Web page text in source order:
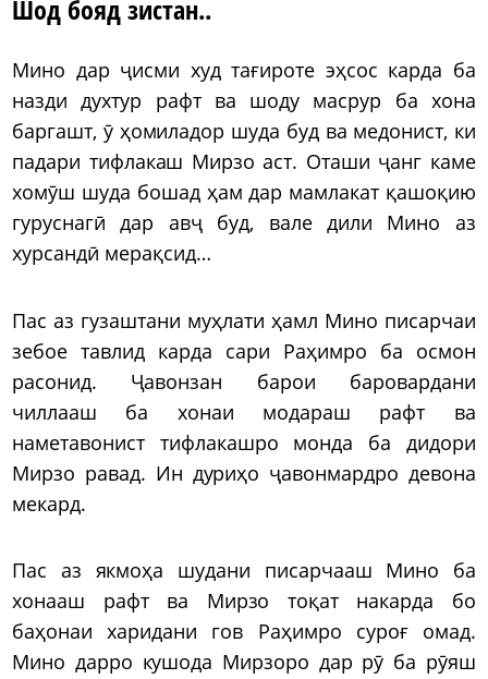
Шод бояд зистан..
Мино дар ҷисми худ тағироте эҳсос карда ба
назди духтур рафт ва шоду масрур ба хона
баргашт, ӯ ҳомиладор шуда буд ва медонист, ки
падари тифлакаш Мирзо аст. Оташи ҷанг каме
хомӯш шуда бошад ҳам дар мамлакат қашоқию
гуруснагӣ дар авҷ буд, вале дили Мино аз
хурсандӣ мерақсид…
Пас аз гузаштани муҳлати ҳамл Мино писарчаи
зебое тавлид карда сари Раҳимро ба осмон
расонид. Ҷавонзан барои баровардани
чиллааш ба хонаи модараш рафт ва
наметавонист тифлакашро монда ба дидори
Мирзо равад. Ин дуриҳо ҷавонмардро девона
мекард.
Пас аз якмоҳа шудани писарчааш Мино ба
хонааш рафт ва Мирзо тоқат накарда бо
баҳонаи харидани гов Раҳимро суроғ омад.
Мино дарро кушода Мирзоро дар рӯ ба рӯяш